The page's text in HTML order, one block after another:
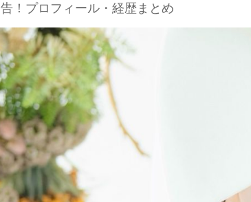
告！プロフィール・経歴まとめ